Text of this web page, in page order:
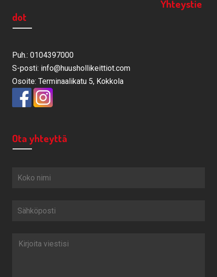
Yhteystie
dot
Puh.: 0104397000
S-posti: info@huushollikeittiot.com
Osoite: Terminaalikatu 5, Kokkola
Ota yhteyttä